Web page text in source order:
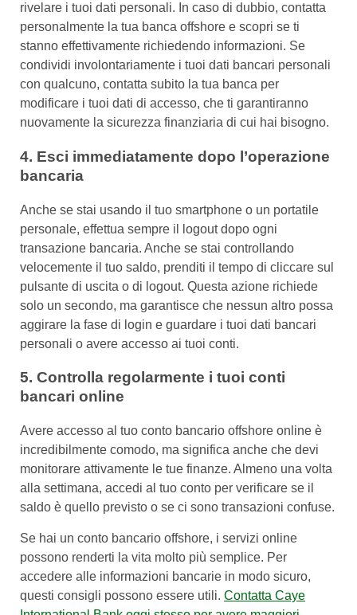
rivelare i tuoi dati personali. In caso di dubbio, contatta
personalmente la tua banca offshore e scopri se ti
stanno effettivamente richiedendo informazioni. Se
condividi involontariamente i tuoi dati bancari personali
con qualcuno, contatta subito la tua banca per
modificare i tuoi dati di accesso, che ti garantiranno
nuovamente la sicurezza finanziaria di cui hai bisogno.
4. Esci immediatamente dopo l’operazione
bancaria
Anche se stai usando il tuo smartphone o un portatile
personale, effettua sempre il logout dopo ogni
transazione bancaria. Anche se stai controllando
velocemente il tuo saldo, prenditi il tempo di cliccare sul
pulsante di uscita o di logout. Questa azione richiede
solo un secondo, ma garantisce che nessun altro possa
aggirare la fase di login e guardare i tuoi dati bancari
personali o avere accesso ai tuoi conti.
5. Controlla regolarmente i tuoi conti
bancari online
Avere accesso al tuo conto bancario offshore online è
incredibilmente comodo, ma significa anche che devi
monitorare attivamente le tue finanze. Almeno una volta
alla settimana, accedi al tuo conto per verificare se il
saldo è quello previsto o se ci sono transazioni confuse.
Se hai un conto bancario offshore, i servizi online
possono renderti la vita molto più semplice. Per
accedere alle informazioni bancarie in modo sicuro,
questi consigli possono essere utili. Contatta Caye